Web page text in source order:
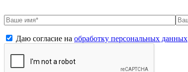
Даю согласие на обработку персональных данных